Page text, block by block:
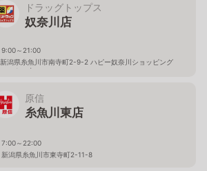
ドラッグトップス
奴奈川店
9:00～21:00
新潟県糸魚川市南寺町2-9-2 ハピー奴奈川ショッピング
センター内
原信
糸魚川東店
7:00～22:00
新潟県糸魚川市東寺町2-11-8